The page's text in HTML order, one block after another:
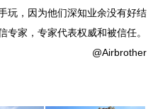
玩，因为他们深知业余没有好结
专家，专家代表权威和被信任。
@Airbrother